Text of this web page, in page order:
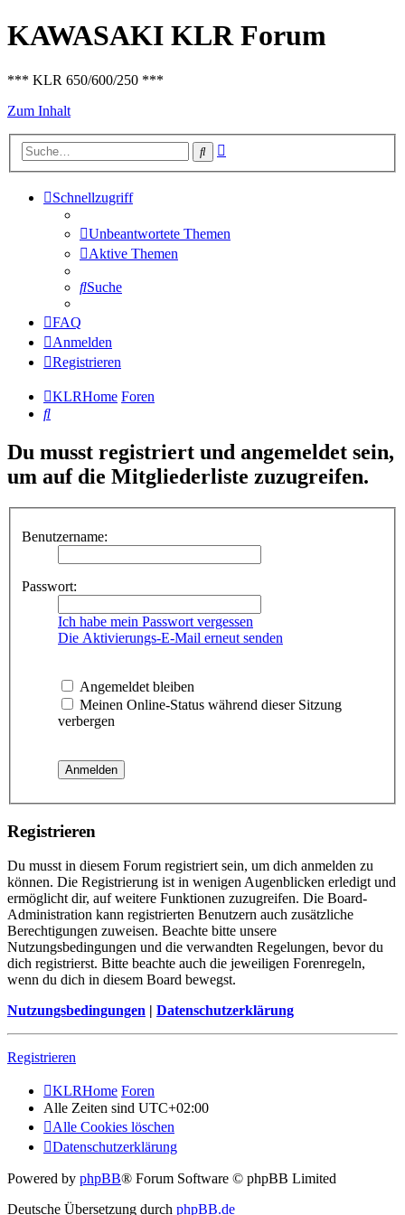
KAWASAKI KLR Forum
*** KLR 650/600/250 ***
Zum Inhalt
Suche
Schnellzugriff
Unbeantwortete Themen
Aktive Themen
Suche
FAQ
Anmelden
Registrieren
KLRHome Foren
Suche
Du musst registriert und angemeldet sein,
um auf die Mitgliederliste zuzugreifen.
Benutzername:
Passwort:
Ich habe mein Passwort vergessen
Die Aktivierungs-E-Mail erneut senden
Angemeldet bleiben
Meinen Online-Status während dieser Sitzung
verbergen
Registrieren
Du musst in diesem Forum registriert sein, um dich anmelden zu
können. Die Registrierung ist in wenigen Augenblicken erledigt und
ermöglicht dir, auf weitere Funktionen zuzugreifen. Die Board-
Administration kann registrierten Benutzern auch zusätzliche
Berechtigungen zuweisen. Beachte bitte unsere
Nutzungsbedingungen und die verwandten Regelungen, bevor du
dich registrierst. Bitte beachte auch die jeweiligen Forenregeln,
wenn du dich in diesem Board bewegst.
Nutzungsbedingungen | Datenschutzerklärung
Registrieren
KLRHome Foren
Alle Zeiten sind UTC+02:00
Alle Cookies löschen
Datenschutzerklärung
Powered by phpBB® Forum Software © phpBB Limited
Deutsche Übersetzung durch phpBB.de